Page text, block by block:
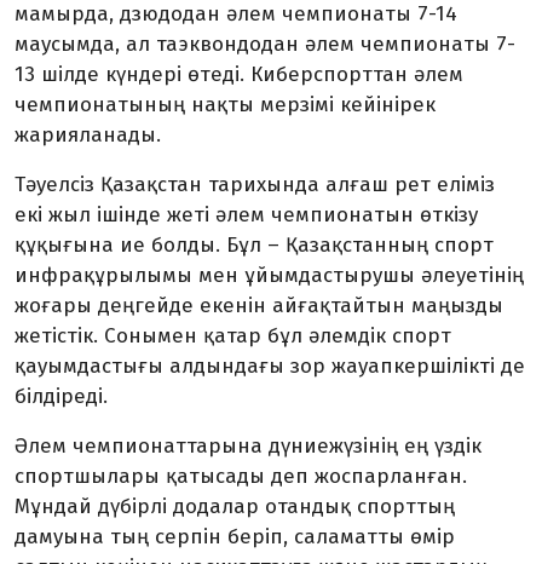
мамырда, дзюдодан әлем чемпионаты 7-14
маусымда, ал таэквондодан әлем чемпионаты 7-
13 шілде күндері өтеді. Киберспорттан әлем
чемпионатының нақты мерзімі кейінірек
жарияланады.
Тәуелсіз Қазақстан тарихында алғаш рет еліміз
екі жыл ішінде жеті әлем чемпионатын өткізу
құқығына ие болды. Бұл – Қазақстанның спорт
инфрақұрылымы мен ұйымдастырушы әлеуетінің
жоғары деңгейде екенін айғақтайтын маңызды
жетістік. Сонымен қатар бұл әлемдік спорт
қауымдастығы алдындағы зор жауапкершілікті де
білдіреді.
Әлем чемпионаттарына дүниежүзінің ең үздік
спортшылары қатысады деп жоспарланған.
Мұндай дүбірлі додалар отандық спорттың
дамуына тың серпін беріп, саламатты өмір